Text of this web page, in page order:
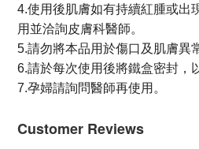
4.使用後肌膚如有持續紅腫或出
用並洽詢皮膚科醫師。
5.請勿將本品用於傷口及肌膚異
6.請於每次使用後將鐵盒密封，
7.孕婦請詢問醫師再使用。
Customer Reviews